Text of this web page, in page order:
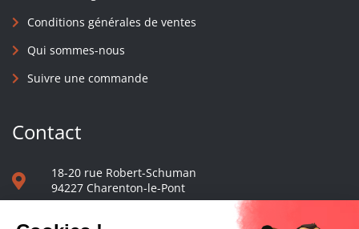
Conditions générales de ventes
Qui sommes-nous
Suivre une commande
Contact
18-20 rue Robert-Schuman
94227 Charenton-le-Pont